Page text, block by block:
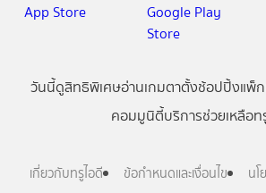
วันนี้ดูสิทธิพิเศษอ่านเกมตาตั้งช้อปปิ้งแพ็
คอมมูนิตี้บริการช่วยเหลือท
เกี่ยวกับทรูไอดี ข้อกำหนดและเงื่อนไข
นโ